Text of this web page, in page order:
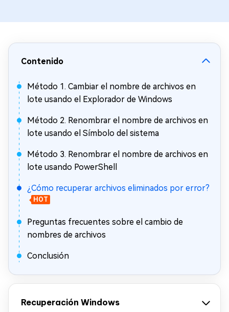
Contenido
Método 1. Cambiar el nombre de archivos en
lote usando el Explorador de Windows
Método 2. Renombrar el nombre de archivos en
lote usando el Símbolo del sistema
Método 3. Renombrar el nombre de archivos en
lote usando PowerShell
¿Cómo recuperar archivos eliminados por error?
HOT
Preguntas frecuentes sobre el cambio de
nombres de archivos
Conclusión
Recuperación Windows